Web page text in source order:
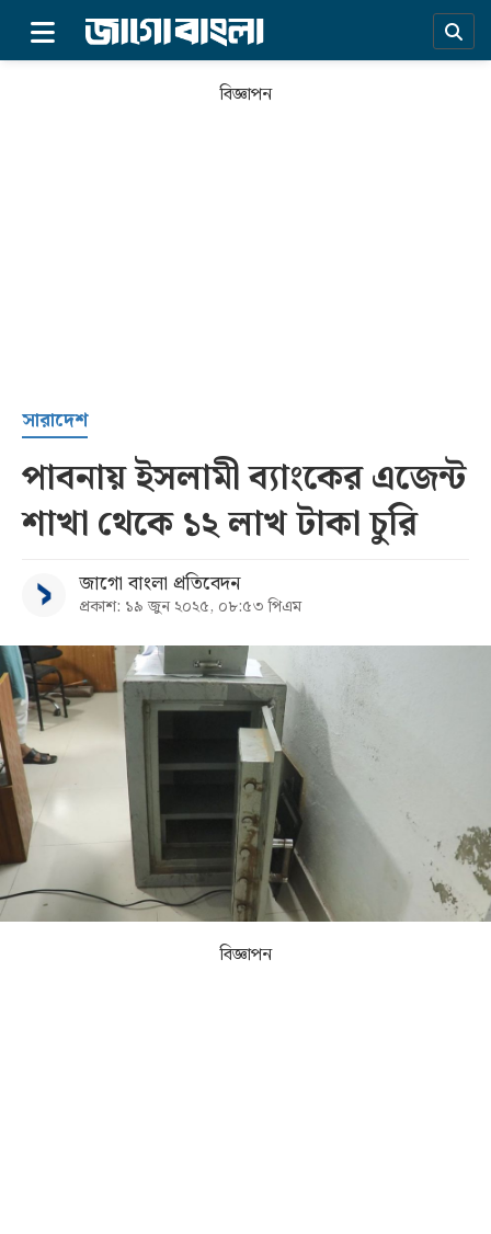
সর্বশেষ
বিভাগ
আর্কাইভ
কনভার্টার
বিজ্ঞাপন
সারাদেশ
পাবনায় ইসলামী ব্যাংকের এজেন্ট
শাখা থেকে ১২ লাখ টাকা চুরি
জাগো বাংলা প্রতিবেদন
প্রকাশ: ১৯ জুন ২০২৫, ০৮:৫৩ পিএম
বিজ্ঞাপন